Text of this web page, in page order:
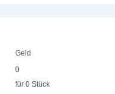
Geld
0
für 0 Stück